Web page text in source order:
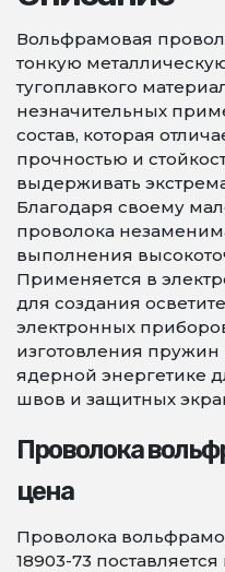
Вольфрамовая
тонкую
тугоплавкого
незначительных
состав, которая
прочностью и
выдерживать
Благодаря своему
проволока
выполнения
Применяется в
для создания
электронных
изготовления пружин
ядерной энергетике
швов и защитных
Проволока
цена
Проволока
18903-73